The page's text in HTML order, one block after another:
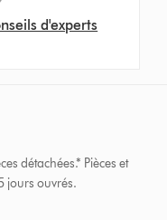
d'experts
détachées.* Pièces et
jours ouvrés.